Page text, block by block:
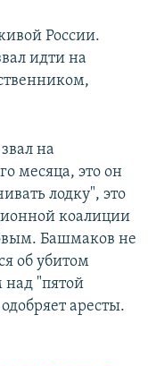
России.
идти на
на
месяца, это он
лодку", это
коалиции
Башмаков не
об убитом
над "пятой
аресты.